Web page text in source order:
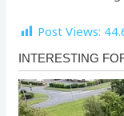
Post Views: